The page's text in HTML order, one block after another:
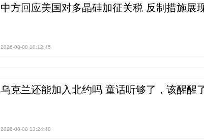
中方回应美国对多晶硅加征关税 反制措施展
2026-08-08 10:12:45
乌克兰还能加入北约吗 童话听够了，该醒醒了
2026-08-08 13:24:48